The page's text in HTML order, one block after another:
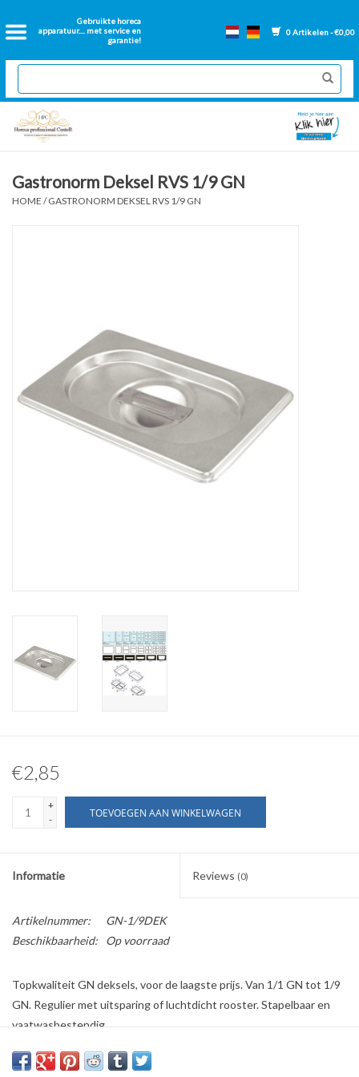
Gebruikte horeca
apparatuur.... met service en
garantie!
0 Artikelen - €0,00
Home
2dehands Horeca
Nieuwe apparatuur
GN Bakken
Gastronorm Deksel RVS 1/9 GN
HOME /GASTRONORM DEKSEL RVS 1/9 GN
€2,85
+
-
TOEVOEGEN AAN WINKELWAGEN
Informatie Reviews (0)
Artikelnummer:
GN-1/9DEK
Beschikbaarheid:
Op voorraad
Topkwaliteit GN deksels, voor de laagste prijs. Van 1/1 GN tot 1/9
GN. Regulier met uitsparing of luchtdicht rooster. Stapelbaar en
vaatwasbestendig.
Geschikt voor ovens, koelingen, bain-maries en chafing dishes
Gemakkelijk te reinigen door de gladde afwerking